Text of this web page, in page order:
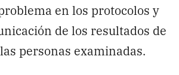
en los protocolos y
de los resultados de
personas examinadas.